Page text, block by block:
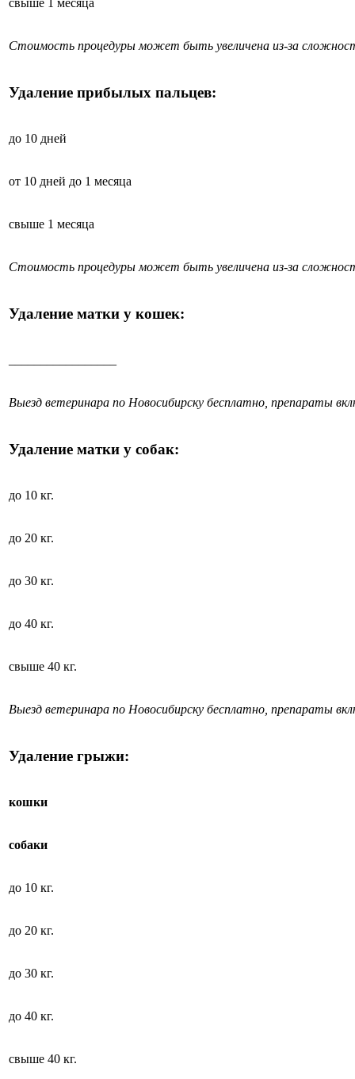
свыше 1 месяца
Стоимость процедуры может быть увеличена из-за
Удаление прибылых пальцев:
до 10 дней
от 10 дней до 1 месяца
свыше 1 месяца
Стоимость процедуры может быть увеличена из-за
Удаление матки у кошек:
Выезд ветеринара по Новосибирску бесплатно, препараты
Удаление матки у собак:
до 10 кг.
до 20 кг.
до 30 кг.
до 40 кг.
свыше 40 кг.
Выезд ветеринара по Новосибирску бесплатно, препараты
Удаление грыжи:
кошки
собаки
до 10 кг.
до 20 кг.
до 30 кг.
до 40 кг.
свыше 40 кг.